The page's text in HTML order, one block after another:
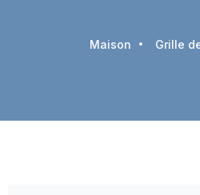
Maison Grille